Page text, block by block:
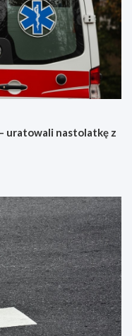
uratowali nastolatkę z